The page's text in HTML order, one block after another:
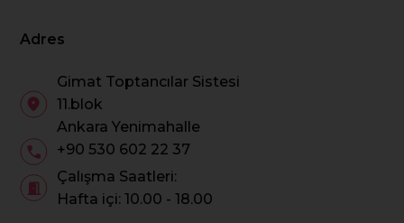
Adres
Gimat Toptancılar Sistesi
11.blok
Ankara Yenimahalle
+90 530 602 22 37
Çalışma Saatleri:
Hafta içi: 10.00 - 18.00